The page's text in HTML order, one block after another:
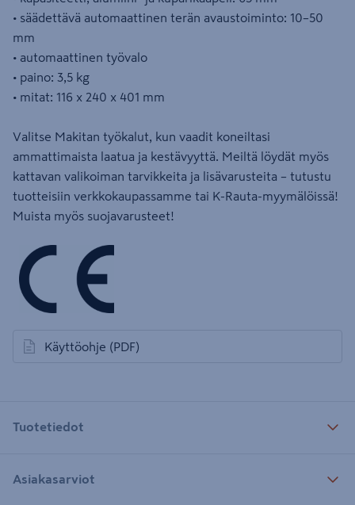
• säädettävä automaattinen terän avaustoiminto: 10–50
mm
• automaattinen työvalo
• paino: 3,5 kg
• mitat: 116 x 240 x 401 mm
Valitse Makitan työkalut, kun vaadit koneiltasi
ammattimaista laatua ja kestävyyttä. Meiltä löydät myös
kattavan valikoiman tarvikkeita ja lisävarusteita – tutustu
tuotteisiin verkkokaupassamme tai K-Rauta-myymälöissä!
Muista myös suojavarusteet!
Käyttöohje (PDF)
avautuu uuteen välilehteen
Tuotetiedot
Asiakasarviot